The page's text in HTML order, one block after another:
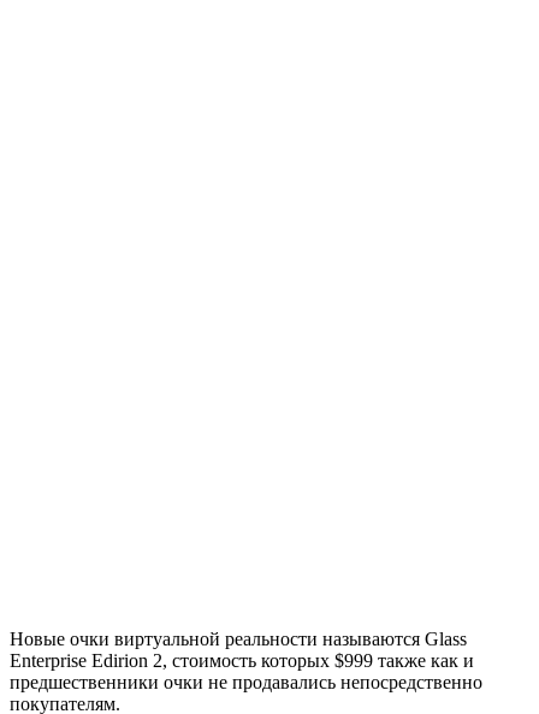
Новые очки виртуальной реальности называются Glass
Enterprise Edirion 2, стоимость которых $999 также как и
предшественники очки не продавались непосредственно
покупателям.